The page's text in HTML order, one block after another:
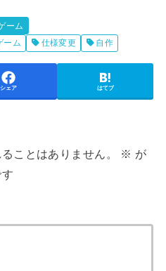
ーム
ーム 仕様変更 自作
シェア はてブ
ことはありません。 ※ が